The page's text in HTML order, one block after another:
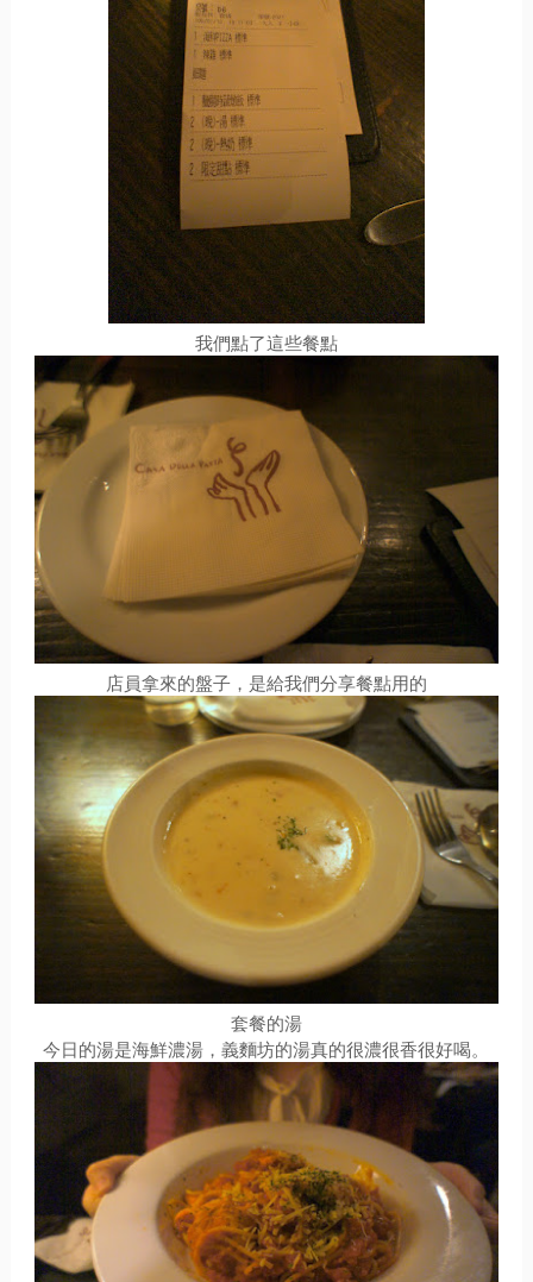
我們點了這些餐點
店員拿來的盤子，是給我們分享餐點用的
套餐的湯
今日的湯是海鮮濃湯，義麵坊的湯真的很濃很香很好喝。